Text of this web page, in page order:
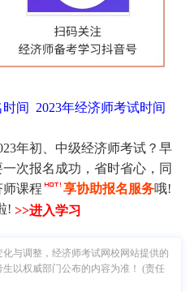
时间 2023年经济师考试时间
年初、中级经济师考试？早
次报名成功，省时省心，同
课程
享协助报名服务哦!
! >>进入学习
与调整，经济师考试网校网站提供的
以权威部门公布的内容为准！ (责任